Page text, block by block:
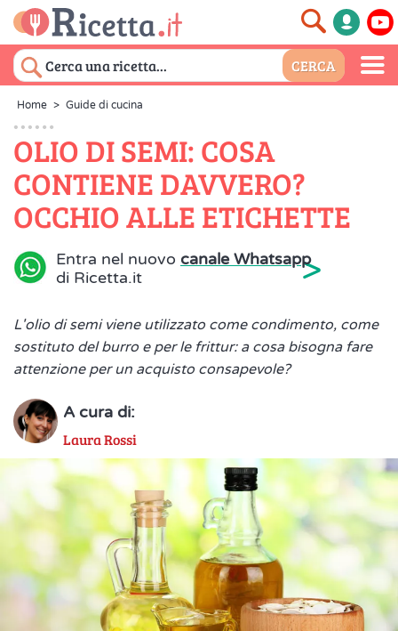
Home > Guide di cucina
OLIO DI SEMI: COSA
CONTIENE DAVVERO?
OCCHIO ALLE ETICHETTE
Entra nel nuovo canale Whatsapp
di Ricetta.it
>
L'olio di semi viene utilizzato come condimento, come
sostituto del burro e per le frittur: a cosa bisogna fare
attenzione per un acquisto consapevole?
A cura di:
Laura Rossi